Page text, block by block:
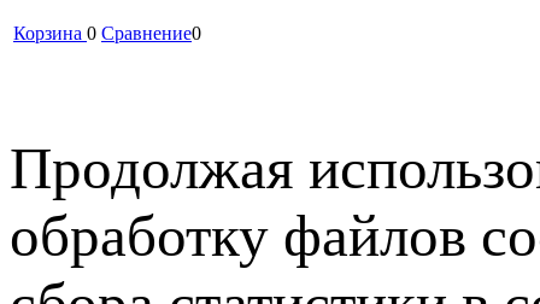
Корзина 0 Сравнение0
Продолжая
обработку файлов